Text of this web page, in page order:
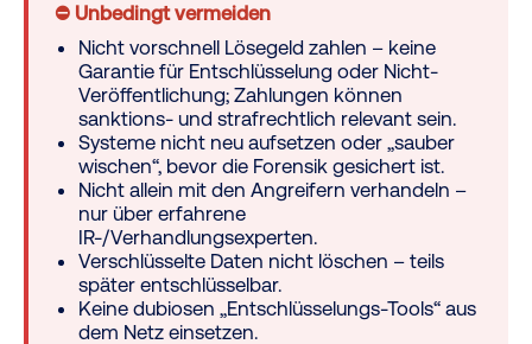
⛔ Unbedingt vermeiden
Nicht vorschnell Lösegeld zahlen – keine
Garantie für Entschlüsselung oder Nicht-
Veröffentlichung; Zahlungen können
sanktions- und strafrechtlich relevant sein.
Systeme nicht neu aufsetzen oder „sauber
wischen“, bevor die Forensik gesichert ist.
Nicht allein mit den Angreifern verhandeln –
nur über erfahrene
IR-/Verhandlungsexperten.
Verschlüsselte Daten nicht löschen – teils
später entschlüsselbar.
Keine dubiosen „Entschlüsselungs-Tools“ aus
dem Netz einsetzen.